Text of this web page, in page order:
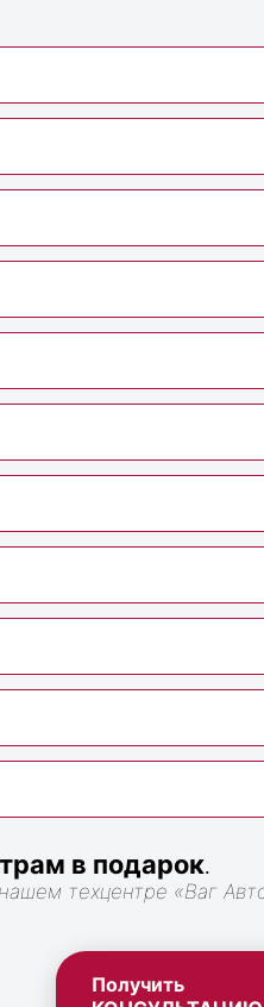
в подарок.
техцентре «Ваг
Получить